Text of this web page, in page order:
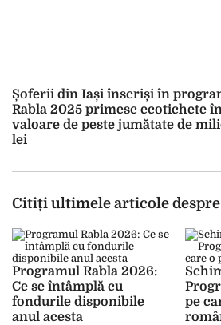
Șoferii din Iași înscriși în
Rabla 2025 primesc ecotichete
valoare de peste jumătate de
lei
Citiți ultimele articole
Programul Rabla 2026:
Ce se întâmplă cu
fondurile disponibile
anul acesta
pe